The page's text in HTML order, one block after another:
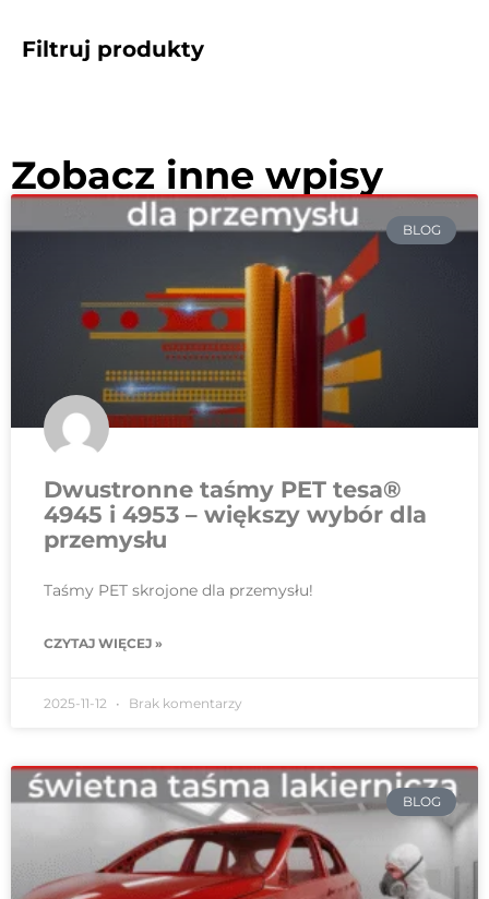
Filtruj produkty
Zobacz inne wpisy
BLOG
Dwustronne taśmy PET tesa®
4945 i 4953 – większy wybór dla
przemysłu
Taśmy PET skrojone dla przemysłu!
CZYTAJ WIĘCEJ »
2025-11-12 Brak komentarzy
BLOG